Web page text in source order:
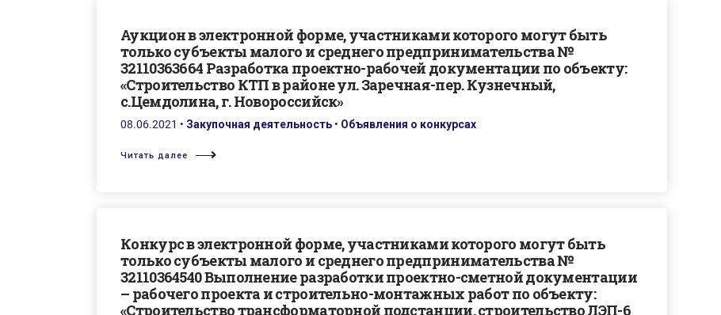
Аукцион в электронной форме, участниками которого могут быть
только субъекты малого и среднего предпринимательства №
32110363664 Разработка проектно-рабочей документации по объекту:
«Строительство КТП в районе ул. Заречная-пер. Кузнечный,
с.Цемдолина, г. Новороссийск»
08.06.2021 • Закупочная деятельность • Объявления о конкурсах
Читать далее
Конкурс в электронной форме, участниками которого могут быть
только субъекты малого и среднего предпринимательства №
32110364540 Выполнение разработки проектно-сметной документации
– рабочего проекта и строительно-монтажных работ по объекту:
«Строительство трансформаторной подстанции, строительство ЛЭП-6